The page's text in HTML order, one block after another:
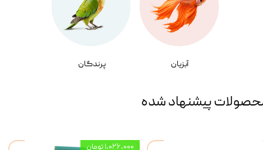
آبزیان پرندگان
پیشنهاد شده
۱,۰۲۶,۰۰۰ تومان